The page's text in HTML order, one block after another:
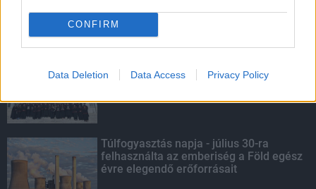
CONFIRM
Data Deletion Data Access Privacy Policy
LEGOLVASOTTABB
Szakirányú továbbképzésekkel segíti
idén is a társadalmi kihívások
Túlfogyasztás napja - július 30-ra
felhasználta az emberiség a Föld egész
évre elegendő erőforrásait